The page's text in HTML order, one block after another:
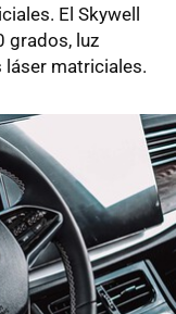
El Skywell
grados, luz
matriciales.